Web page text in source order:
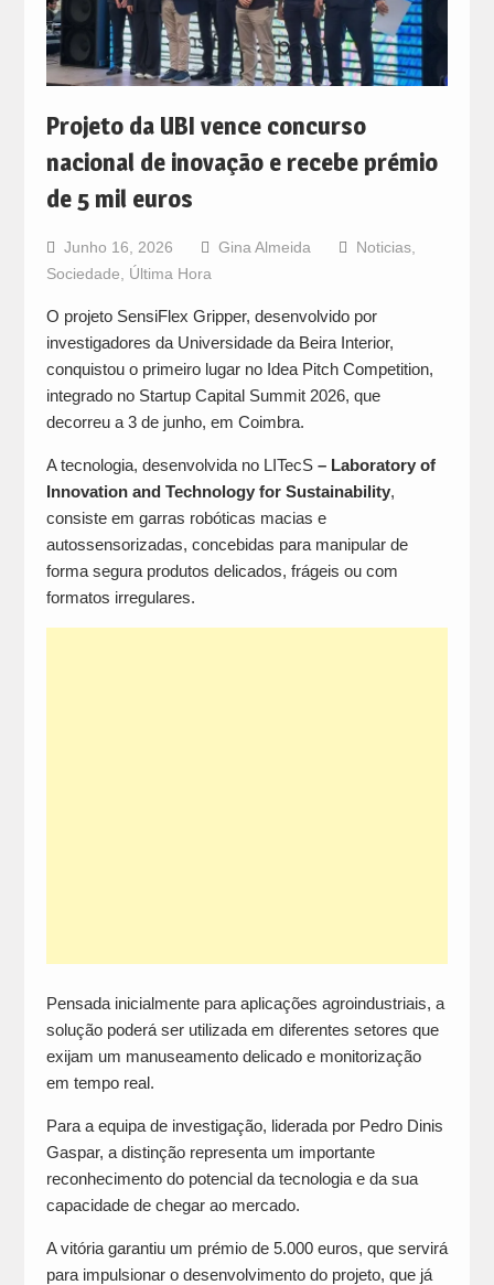
Projeto da UBI vence concurso
nacional de inovação e recebe prémio
de 5 mil euros
Junho 16, 2026 Gina Almeida Noticias,
Sociedade
Última Hora
O projeto SensiFlex Gripper, desenvolvido por
investigadores da Universidade da Beira Interior,
conquistou o primeiro lugar no Idea Pitch Competition,
integrado no Startup Capital Summit 2026, que
decorreu a 3 de junho, em Coimbra.
A tecnologia, desenvolvida no LITecS – Laboratory of
Innovation and Technology for Sustainability,
consiste em garras robóticas macias e
autossensorizadas, concebidas para manipular de
forma segura produtos delicados, frágeis ou com
formatos irregulares.
Pensada inicialmente para aplicações agroindustriais, a
solução poderá ser utilizada em diferentes setores que
exijam um manuseamento delicado e monitorização
em tempo real.
Para a equipa de investigação, liderada por Pedro Dinis
Gaspar, a distinção representa um importante
reconhecimento do potencial da tecnologia e da sua
capacidade de chegar ao mercado.
A vitória garantiu um prémio de 5.000 euros, que servirá
para impulsionar o desenvolvimento do projeto, que já